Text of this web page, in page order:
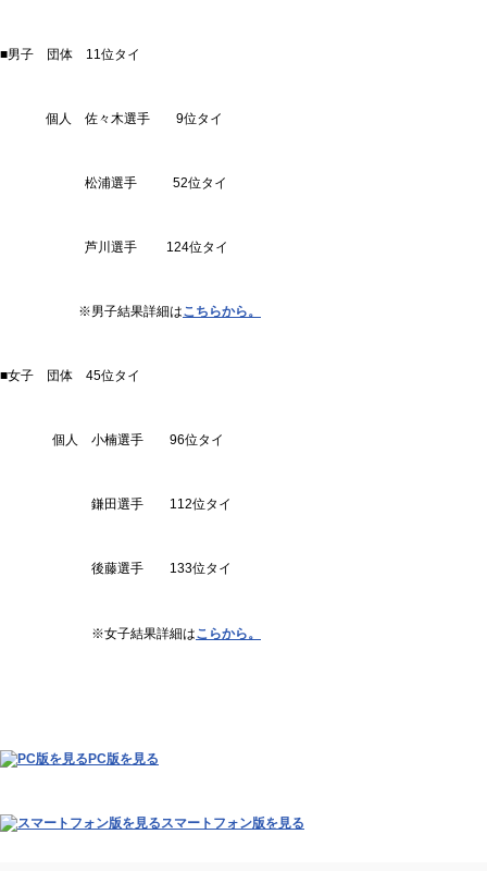
■男子 団体 11位タイ
個人 佐々木選手 9位タイ
松浦選手 52位タイ
芦川選手 124位タイ
※男子結果詳細はこちらから。
■女子 団体 45位タイ
個人 小楠選手 96位タイ
鎌田選手 112位タイ
後藤選手 133位タイ
※女子結果詳細はこらから。
PC版を見る
スマートフォン版を見る